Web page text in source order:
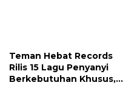
Teman Hebat Records
Rilis 15 Lagu Penyanyi
Berkebutuhan Khusus,